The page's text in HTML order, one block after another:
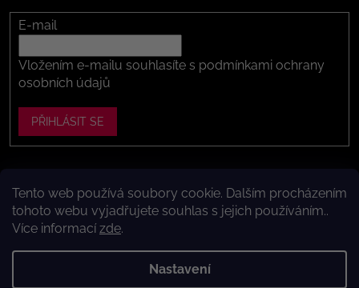
Tento web používá soubory cookie. Dalším procházením
tohoto webu vyjadřujete souhlas s jejich používáním..
Více informací zde.
Nastavení
E-mail
Vložením e-mailu souhlasíte s podmínkami ochrany
osobních údajů
PŘIHLÁSIT SE
Vytvořil Shoptet